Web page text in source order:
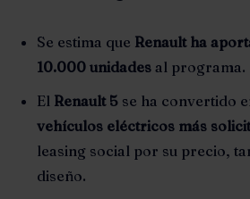
Se estima que Renault ha
10.000 unidades al programa.
El Renault 5 se ha convertido
vehículos eléctricos más
leasing social por su precio,
diseño.